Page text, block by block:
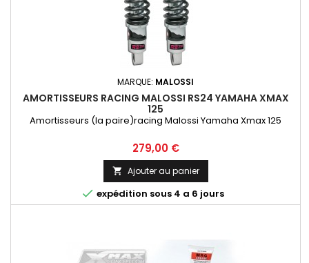
MARQUE: MALOSSI
AMORTISSEURS RACING MALOSSI RS24 YAMAHA XMAX
125
Amortisseurs (la paire)racing Malossi Yamaha Xmax 125
Prix
279,00 €
 Ajouter au panier
 expédition sous 4 a 6 jours